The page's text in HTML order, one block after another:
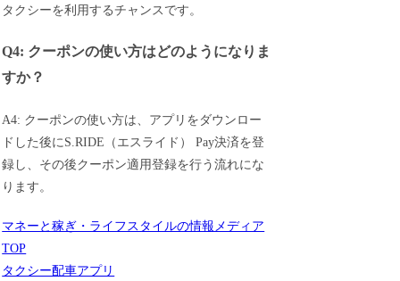
タクシーを利用するチャンスです。
Q4: クーポンの使い方はどのようになりま
すか？
A4: クーポンの使い方は、アプリをダウンロー
ドした後にS.RIDE（エスライド） Pay決済を登
録し、その後クーポン適用登録を行う流れにな
ります。
マネーと稼ぎ・ライフスタイルの情報メディア
TOP
タクシー配車アプリ